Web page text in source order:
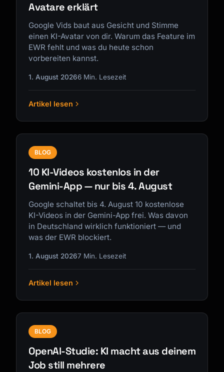
Avatare erklärt
Google Vids baut aus Gesicht und Stimme
einen KI-Avatar von dir. Warum das Feature im
EWR fehlt und was du heute schon
vorbereiten kannst.
1. August 20266 Min. Lesezeit
Artikel lesen
BLOG
10 KI-Videos kostenlos in der
Gemini-App — nur bis 4. August
Google schaltet bis 4. August 10 kostenlose
KI-Videos in der Gemini-App frei. Was davon
in Deutschland wirklich funktioniert — und
was der EWR blockiert.
1. August 20267 Min. Lesezeit
Artikel lesen
BLOG
OpenAI-Studie: KI macht aus deinem
Job still mehrere